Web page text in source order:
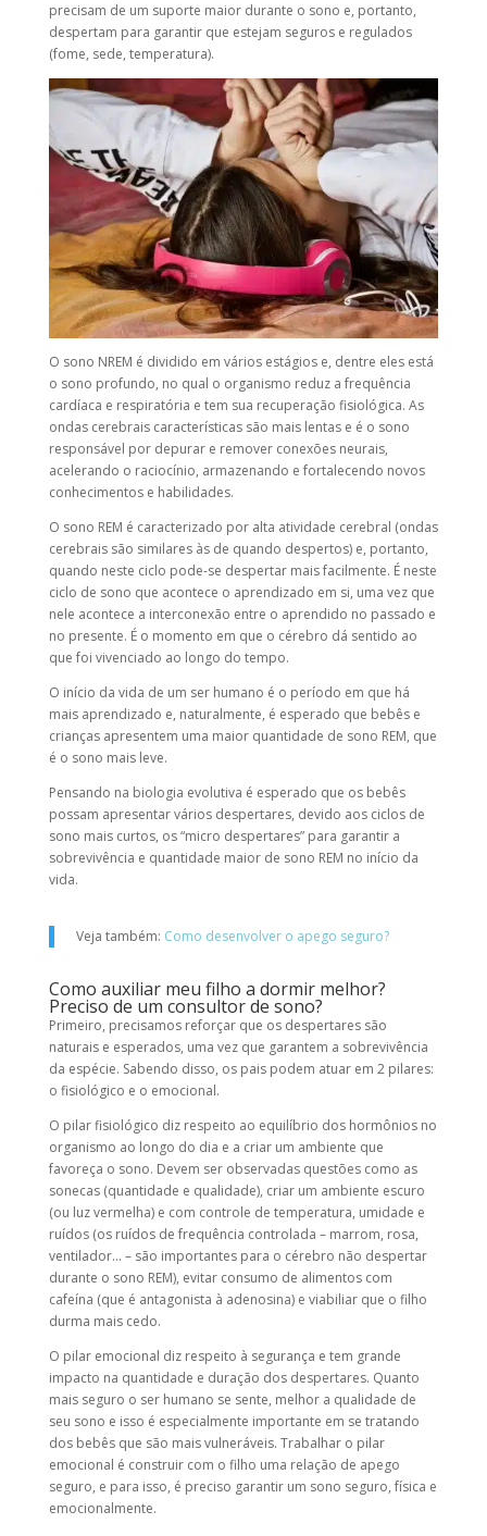
precisam de um suporte maior durante o sono e, portanto,
despertam para garantir que estejam seguros e regulados
(fome, sede, temperatura).
O sono NREM é dividido em vários estágios e, dentre eles está
o sono profundo, no qual o organismo reduz a frequência
cardíaca e respiratória e tem sua recuperação fisiológica. As
ondas cerebrais características são mais lentas e é o sono
responsável por depurar e remover conexões neurais,
acelerando o raciocínio, armazenando e fortalecendo novos
conhecimentos e habilidades.
O sono REM é caracterizado por alta atividade cerebral (ondas
cerebrais são similares às de quando despertos) e, portanto,
quando neste ciclo pode-se despertar mais facilmente. É neste
ciclo de sono que acontece o aprendizado em si, uma vez que
nele acontece a interconexão entre o aprendido no passado e
no presente. É o momento em que o cérebro dá sentido ao
que foi vivenciado ao longo do tempo.
O início da vida de um ser humano é o período em que há
mais aprendizado e, naturalmente, é esperado que bebês e
crianças apresentem uma maior quantidade de sono REM, que
é o sono mais leve.
Pensando na biologia evolutiva é esperado que os bebês
possam apresentar vários despertares, devido aos ciclos de
sono mais curtos, os “micro despertares” para garantir a
sobrevivência e quantidade maior de sono REM no início da
vida.
Veja também: Como desenvolver o apego seguro?
Como auxiliar meu filho a dormir melhor?
Preciso de um consultor de sono?
Primeiro, precisamos reforçar que os despertares são
naturais e esperados, uma vez que garantem a sobrevivência
da espécie. Sabendo disso, os pais podem atuar em 2 pilares:
o fisiológico e o emocional.
O pilar fisiológico diz respeito ao equilíbrio dos hormônios no
organismo ao longo do dia e a criar um ambiente que
favoreça o sono. Devem ser observadas questões como as
sonecas (quantidade e qualidade), criar um ambiente escuro
(ou luz vermelha) e com controle de temperatura, umidade e
ruídos (os ruídos de frequência controlada – marrom, rosa,
ventilador… – são importantes para o cérebro não despertar
durante o sono REM), evitar consumo de alimentos com
cafeína (que é antagonista à adenosina) e viabiliar que o filho
durma mais cedo.
O pilar emocional diz respeito à segurança e tem grande
impacto na quantidade e duração dos despertares. Quanto
mais seguro o ser humano se sente, melhor a qualidade de
seu sono e isso é especialmente importante em se tratando
dos bebês que são mais vulneráveis. Trabalhar o pilar
emocional é construir com o filho uma relação de apego
seguro, e para isso, é preciso garantir um sono seguro, física e
emocionalmente.